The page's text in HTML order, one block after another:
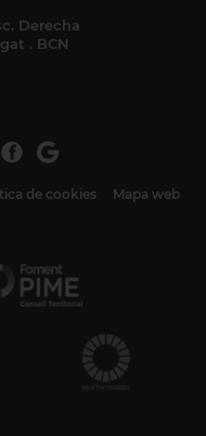
Derecha
. BCN
de cookies Mapa web